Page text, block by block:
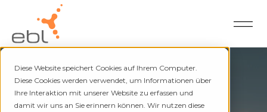
Diese Website speichert Cookies auf Ihrem Computer.
Diese Cookies werden verwendet, um Informationen über
Ihre Interaktion mit unserer Website zu erfassen und
damit wir uns an Sie erinnern können. Wir nutzen diese
PV-Contracting